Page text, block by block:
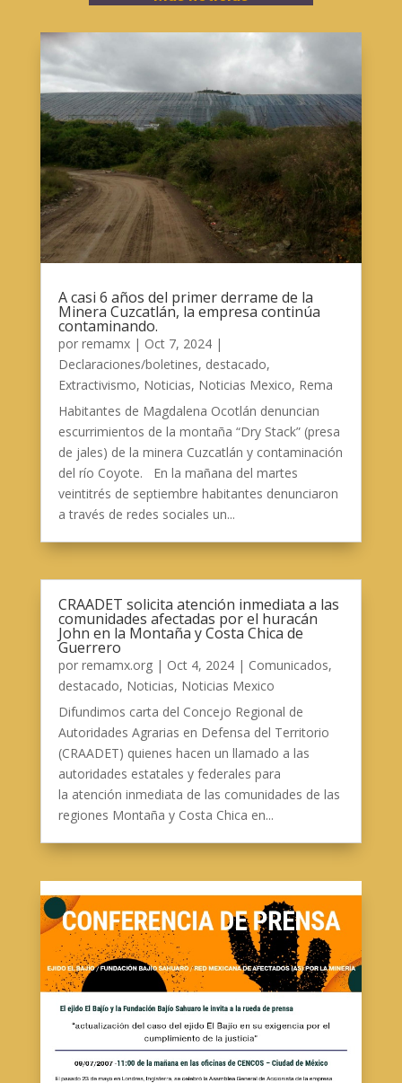
A casi 6 años del primer derrame de la
Minera Cuzcatlán, la empresa continúa
contaminando.
por remamx| Oct 7, 2024|
Declaraciones/boletines, destacado,
Extractivismo, Noticias, Noticias Mexico, Rema
Habitantes de Magdalena Ocotlán denuncian
escurrimientos de la montaña “Dry Stack” (presa
de jales) de la minera Cuzcatlán y contaminación
del río Coyote. En la mañana del martes
veintitrés de septiembre habitantes denunciaron
a través de redes sociales un...
CRAADET solicita atención inmediata a las
comunidades afectadas por el huracán
John en la Montaña y Costa Chica de
Guerrero
por remamx.org| Oct 4, 2024| Comunicados,
destacado, Noticias, Noticias Mexico
Difundimos carta del Concejo Regional de
Autoridades Agrarias en Defensa del Territorio
(CRAADET) quienes hacen un llamado a las
autoridades estatales y federales para
la atención inmediata de las comunidades de las
regiones Montaña y Costa Chica en...